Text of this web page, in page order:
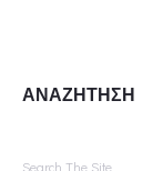
ΑΝΑΖΗΤΗΣΗ